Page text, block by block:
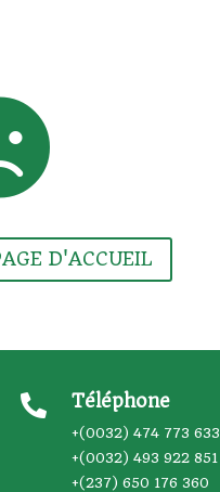
D'ACCUEIL
 Téléphone
+(0032) 474 773 633
+(0032) 493 922 851
+(237) 650 176 360